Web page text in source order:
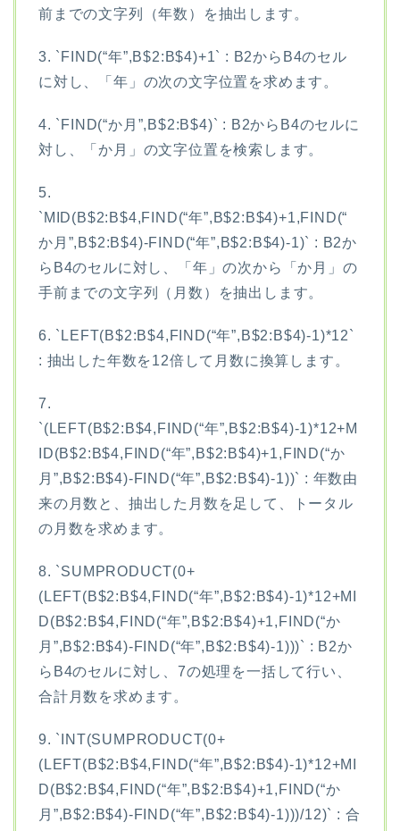
前までの文字列（年数）を抽出します。
3. `FIND(“年”,B$2:B$4)+1` : B2からB4のセル
に対し、「年」の次の文字位置を求めます。
4. `FIND(“か月”,B$2:B$4)` : B2からB4のセルに
対し、「か月」の文字位置を検索します。
5.
`MID(B$2:B$4,FIND(“年”,B$2:B$4)+1,FIND(“
か月”,B$2:B$4)-FIND(“年”,B$2:B$4)-1)` : B2か
らB4のセルに対し、「年」の次から「か月」の
手前までの文字列（月数）を抽出します。
6. `LEFT(B$2:B$4,FIND(“年”,B$2:B$4)-1)*12`
: 抽出した年数を12倍して月数に換算します。
7.
`(LEFT(B$2:B$4,FIND(“年”,B$2:B$4)-1)*12+M
ID(B$2:B$4,FIND(“年”,B$2:B$4)+1,FIND(“か
月”,B$2:B$4)-FIND(“年”,B$2:B$4)-1))` : 年数由
来の月数と、抽出した月数を足して、トータル
の月数を求めます。
8. `SUMPRODUCT(0+
(LEFT(B$2:B$4,FIND(“年”,B$2:B$4)-1)*12+MI
D(B$2:B$4,FIND(“年”,B$2:B$4)+1,FIND(“か
月”,B$2:B$4)-FIND(“年”,B$2:B$4)-1)))` : B2か
らB4のセルに対し、7の処理を一括して行い、
合計月数を求めます。
9. `INT(SUMPRODUCT(0+
(LEFT(B$2:B$4,FIND(“年”,B$2:B$4)-1)*12+MI
D(B$2:B$4,FIND(“年”,B$2:B$4)+1,FIND(“か
月”,B$2:B$4)-FIND(“年”,B$2:B$4)-1)))/12)` : 合